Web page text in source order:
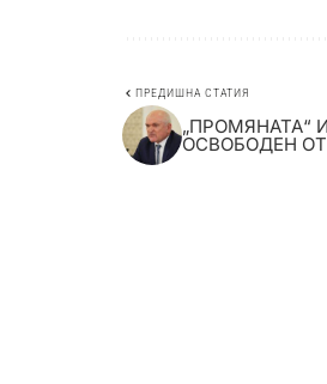
ПРЕДИШНА СТАТИЯ
„ПРОМЯНАТА“
ОСВОБОДЕН